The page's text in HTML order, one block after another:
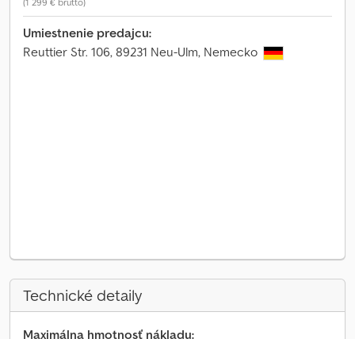
Umiestnenie predajcu:
Reuttier Str. 106, 89231 Neu-Ulm, Nemecko
Technické detaily
Maximálna hmotnosť nákladu: